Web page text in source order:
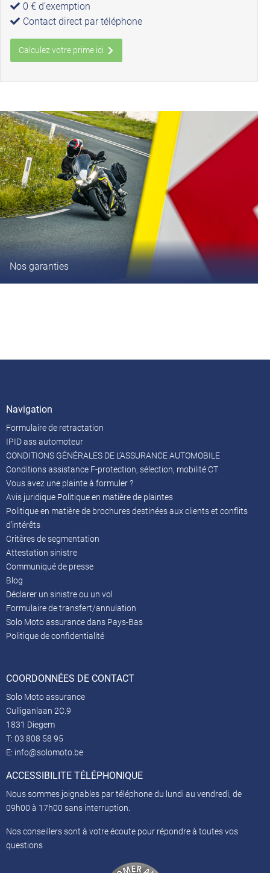
0 € d’exemption
Contact direct par téléphone
Calculez votre prime ici
Nos garanties
Navigation
Formulaire de retractation
IPID ass automoteur
CONDITIONS GÉNÉRALES DE L’ASSURANCE AUTOMOBILE
Conditions assistance F-protection, sélection, mobilité CT
Vous avez une plainte à formuler ?
Avis juridique Politique en matière de plaintes
Politique en matière de brochures destinées aux clients et conflits
d’intérêts
Critères de segmentation
Attestation sinistre
Communiqué de presse
Blog
Déclarer un sinistre ou un vol
Formulaire de transfert/annulation
Solo Moto assurance dans Pays-Bas
Politique de confidentialité
COORDONNÉES DE CONTACT
Solo Moto assurance
Culliganlaan 2C.9
1831 Diegem
T: 03 808 58 95
E: info@solomoto.be
ACCESSIBILITE TÉLÉPHONIQUE
Nous sommes joignables par téléphone du lundi au vendredi, de
09h00 à 17h00 sans interruption.
Nos conseillers sont à votre écoute pour répondre à toutes vos
questions